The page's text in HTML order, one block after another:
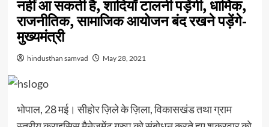
नहीं आ सकती है, शादियाँ टालनी पड़ेंगी, धार्मिक,
राजनीतिक, सामाजिक आयोजन बंद रखने पड़ेंगे-
मुख्यमंत्री
hindusthan samvad May 28, 2021
भोपाल, 28 मई। सीहोर ज़िले के ज़िला, विकासखंड तथा ग्राम